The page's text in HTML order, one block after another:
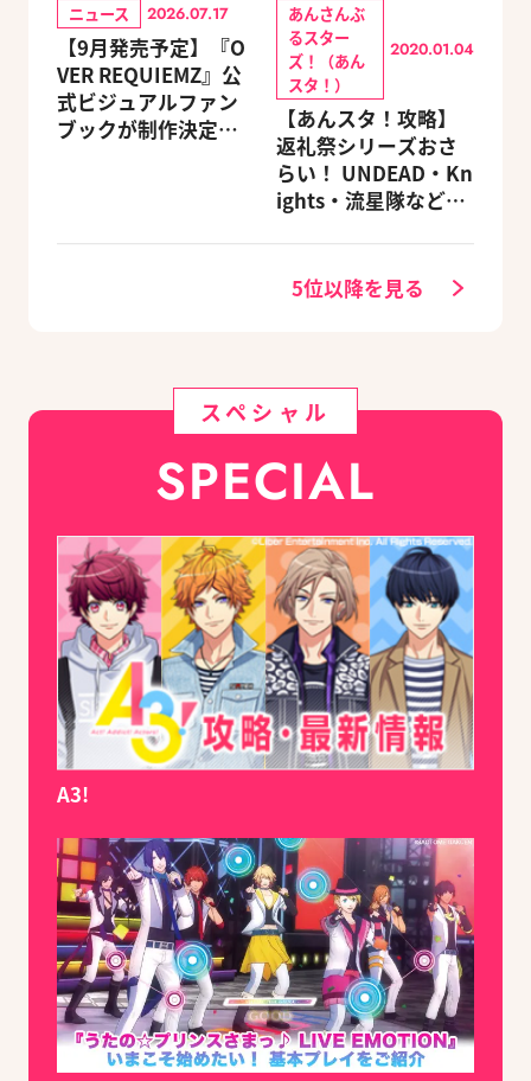
ニュース 2026.07.17
【9月発売予定】『O
VER REQUIEMZ』公
式ビジュアルファン
ブックが制作決定！
あんさんぶ
るスター
ズ！（あん
スタ！）
2020.01.04
【あんスタ！攻略】
返礼祭シリーズおさ
らい！ UNDEAD・Kn
ights・流星隊など、
5位以降を見る
スペシャル
SPECIAL
A3!